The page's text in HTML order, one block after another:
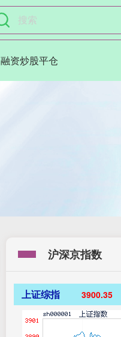
融资炒股平仓
沪深京指数
上证综指 3900.35